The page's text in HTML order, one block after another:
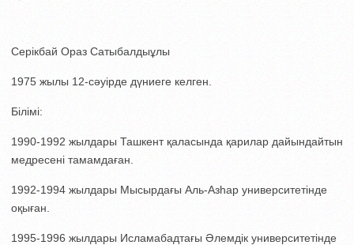
Серікбай Ораз Сатыбалдыұлы
1975 жылы 12-сәуірде дүниеге келген.
Білімі:
1990-1992 жылдары Ташкент қаласында қарилар дайындайтын
медресені тамамдаған.
1992-1994 жылдары Мысырдағы Аль-Азһар университетінде
оқыған.
1995-1996 жылдары Исламабадтағы Әлемдік университетінде